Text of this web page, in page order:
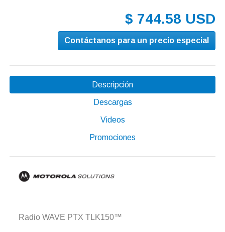
$ 744.58 USD
Contáctanos para un precio especial
Descripción
Descargas
Videos
Promociones
Radio WAVE PTX TLK150™